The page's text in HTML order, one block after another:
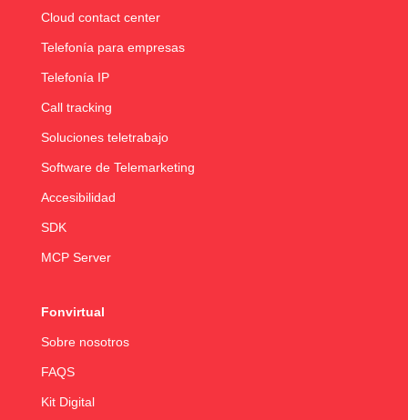
Cloud contact center
Telefonía para empresas
Telefonía IP
Call tracking
Soluciones teletrabajo
Software de Telemarketing
Accesibilidad
SDK
MCP Server
Fonvirtual
Sobre nosotros
FAQS
Kit Digital